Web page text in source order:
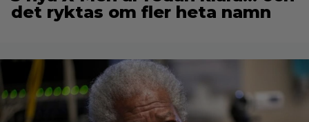
det ryktas om fler heta namn